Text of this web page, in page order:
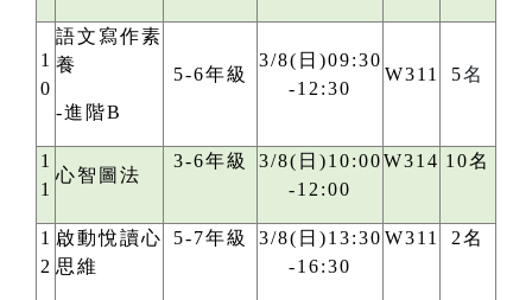
1
0
語文寫作素
養
-進階B
5-6年級
3/8(日)09:30
-12:30
W311 5名
1
1
心智圖法
3-6年級
3/8(日)10:00
-12:00
W314 10名
1
2
啟動悅讀心
思維
5-7年級
3/8(日)13:30
-16:30
W311 2名